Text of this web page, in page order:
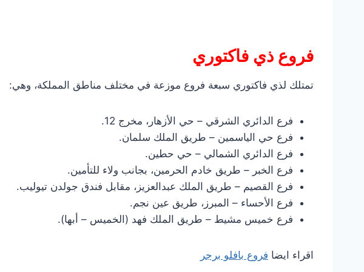
فروع ذي فاكتوري
تمتلك لذي فاكتوري سبعة فروع موزعة في مختلف مناطق المملكة، وهي:
فرع الدائري الشرقي – حي الأزهار، مخرج 12.
فرع حي الياسمين – طريق الملك سلمان.
فرع الدائري الشمالي – حي حطين.
فرع الخبر – طريق خادم الحرمين، بجانب ولاء للتأمين.
فرع القصيم – طريق الملك عبدالعزيز، مقابل فندق جولدن تيوليب.
فرع الأحساء – المبرز، طريق عين نجم.
فرع خميس مشيط – طريق الملك فهد (الخميس – أبها).
اقراء ايضا فروع بافلو برجر